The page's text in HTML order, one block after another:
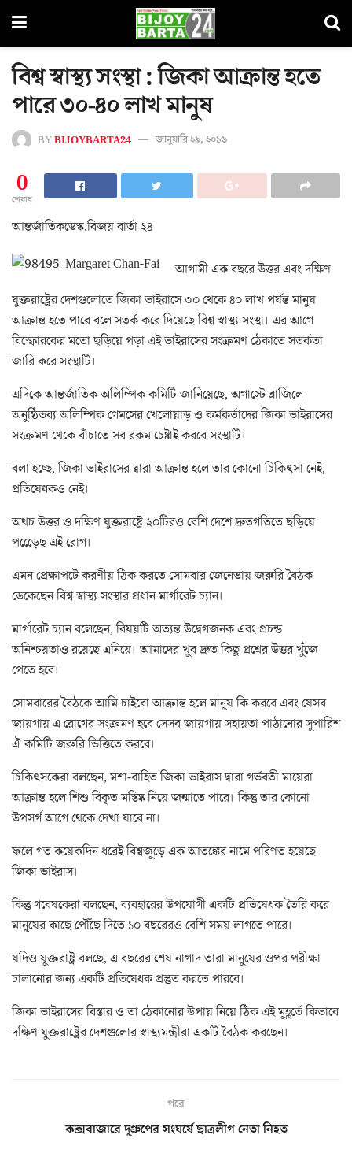
বিশ্ব স্বাস্থ্য সংস্থা : জিকা আক্রান্ত হতে
পারে ৩০-৪০ লাখ মানুষ
BYBIJOYBARTA24 জানুয়ারি ২৯, ২০১৬
0
শেয়ার
আন্তর্জাতিকডেস্ক,বিজয় বার্তা ২৪
আগামী এক বছরে উত্তর এবং দক্ষিণ
যুক্তরাষ্ট্রের দেশগুলোতে জিকা ভাইরাসে ৩০ থেকে ৪০ লাখ পর্যন্ত মানুষ
আক্রান্ত হতে পারে বলে সতর্ক করে দিয়েছে বিশ্ব স্বাস্থ্য সংস্থা। এর আগে
বিস্ফোরকের মতো ছড়িয়ে পড়া এই ভাইরাসের সংক্রমণ ঠেকাতে সতর্কতা
জারি করে সংস্থাটি।
এদিকে আন্তর্জাতিক অলিম্পিক কমিটি জানিয়েছে, অগাস্টে ব্রাজিলে
অনুষ্ঠিতব্য অলিম্পিক গেমসের খেলোয়াড় ও কর্মকর্তাদের জিকা ভাইরাসের
সংক্রমণ থেকে বাঁচাতে সব রকম চেষ্টাই করবে সংস্থাটি।
বলা হচ্ছে, জিকা ভাইরাসের দ্বারা আক্রান্ত হলে তার কোনো চিকিৎসা নেই,
প্রতিষেধকও নেই।
অথচ উত্তর ও দক্ষিণ যুক্তরাষ্ট্রে ২০টিরও বেশি দেশে দ্রুতগতিতে ছড়িয়ে
পড়েেেছ এই রোগ।
এমন প্রেক্ষাপটে করণীয় ঠিক করতে সোমবার জেনেভায় জরুরি বৈঠক
ডেকেছেন বিশ্ব স্বাস্থ্য সংস্থার প্রধান মার্গারেট চ্যান।
মার্গারেট চ্যান বলেছেন, বিষয়টি অত্যন্ত উদ্বেগজনক এবং প্রচন্ড
অনিশ্চয়তাও রয়েছে এনিয়ে। আমাদের খুব দ্রুত কিছু প্রশ্নের উত্তর খুঁজে
পেতে হবে।
সোমবারের বৈঠকে আমি চাইবো আক্রান্ত হলে মানুষ কি করবে এবং যেসব
জায়গায় এ রোগের সংক্রমণ হবে সেসব জায়গায় সহায়তা পাঠানোর সুপারিশ
ঐ কমিটি জরুরি ভিত্তিতে করবে।
চিকিৎসকেরা বলছেন, মশা-বাহিত জিকা ভাইরাস দ্বারা গর্ভবতী মায়েরা
আক্রান্ত হলে শিশু বিকৃত মস্তিষ্ক নিয়ে জন্মাতে পারে। কিন্তু তার কোনো
উপসর্গ আগে থেকে দেখা যাবে না।
ফলে গত কয়েকদিন ধরেই বিশ্বজুড়ে এক আতঙ্কের নামে পরিণত হয়েছে
জিকা ভাইরাস।
কিন্তু গবেষকেরা বলছেন, ব্যবহারের উপযোগী একটি প্রতিষেধক তৈরি করে
মানুষের কাছে পৌঁছে দিতে ১০ বছরেরও বেশি সময় লাগতে পারে।
যদিও যুক্তরাষ্ট্র বলছে, এ বছরের শেষ নাগাদ তারা মানুষের ওপর পরীক্ষা
চালানোর জন্য একটি প্রতিষেধক প্রস্তুত করতে পারবে।
জিকা ভাইরাসের বিস্তার ও তা ঠেকানোর উপায় নিয়ে ঠিক এই মুহূর্তে কিভাবে
দক্ষিণ যুক্তরাষ্ট্রের দেশগুলোর স্বাস্থ্যমন্ত্রীরা একটি বৈঠক করছেন।
পরে
কক্সবাজারে দুগ্রুপের সংঘর্ষে ছাত্রলীগ নেতা নিহত